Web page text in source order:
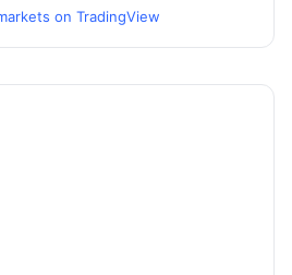
on TradingView